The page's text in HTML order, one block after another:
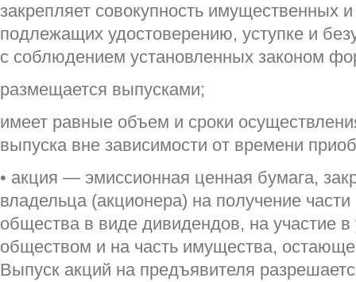
закрепляет совокупность имущественных
подлежащих удостоверению, уступке и
с соблюдением установленных законом
размещается выпусками;
имеет равные объем и сроки
выпуска вне зависимости от времени
• акция — эмиссионная ценная бумага,
владельца (акционера) на получение
общества в виде дивидендов, на участие
обществом и на часть имущества,
Выпуск акций на предъявителя